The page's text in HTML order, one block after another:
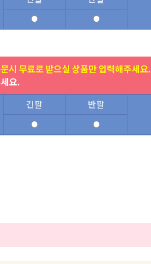
시 무료로 받으실 상품만 입력해주세요.
요.
긴팔
반팔